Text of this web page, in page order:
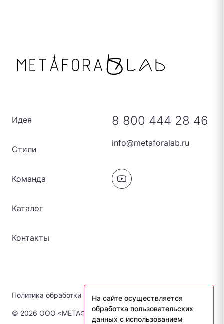
Политика обработки персональных данных
© 2026 ООО «МЕТАФОРА-ЛАБ». Все права защищены.
Идея
Стили
Команда
Каталог
Контакты
8 800 444 28 46
info@metaforalab.ru
На сайте осуществляется
обработка пользовательских
данных с использованием